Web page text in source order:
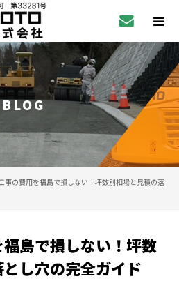
BLOG
事の費用を福島で損しない！坪数別相場と見積の落
島で損しない！坪数
し穴の完全ガイド